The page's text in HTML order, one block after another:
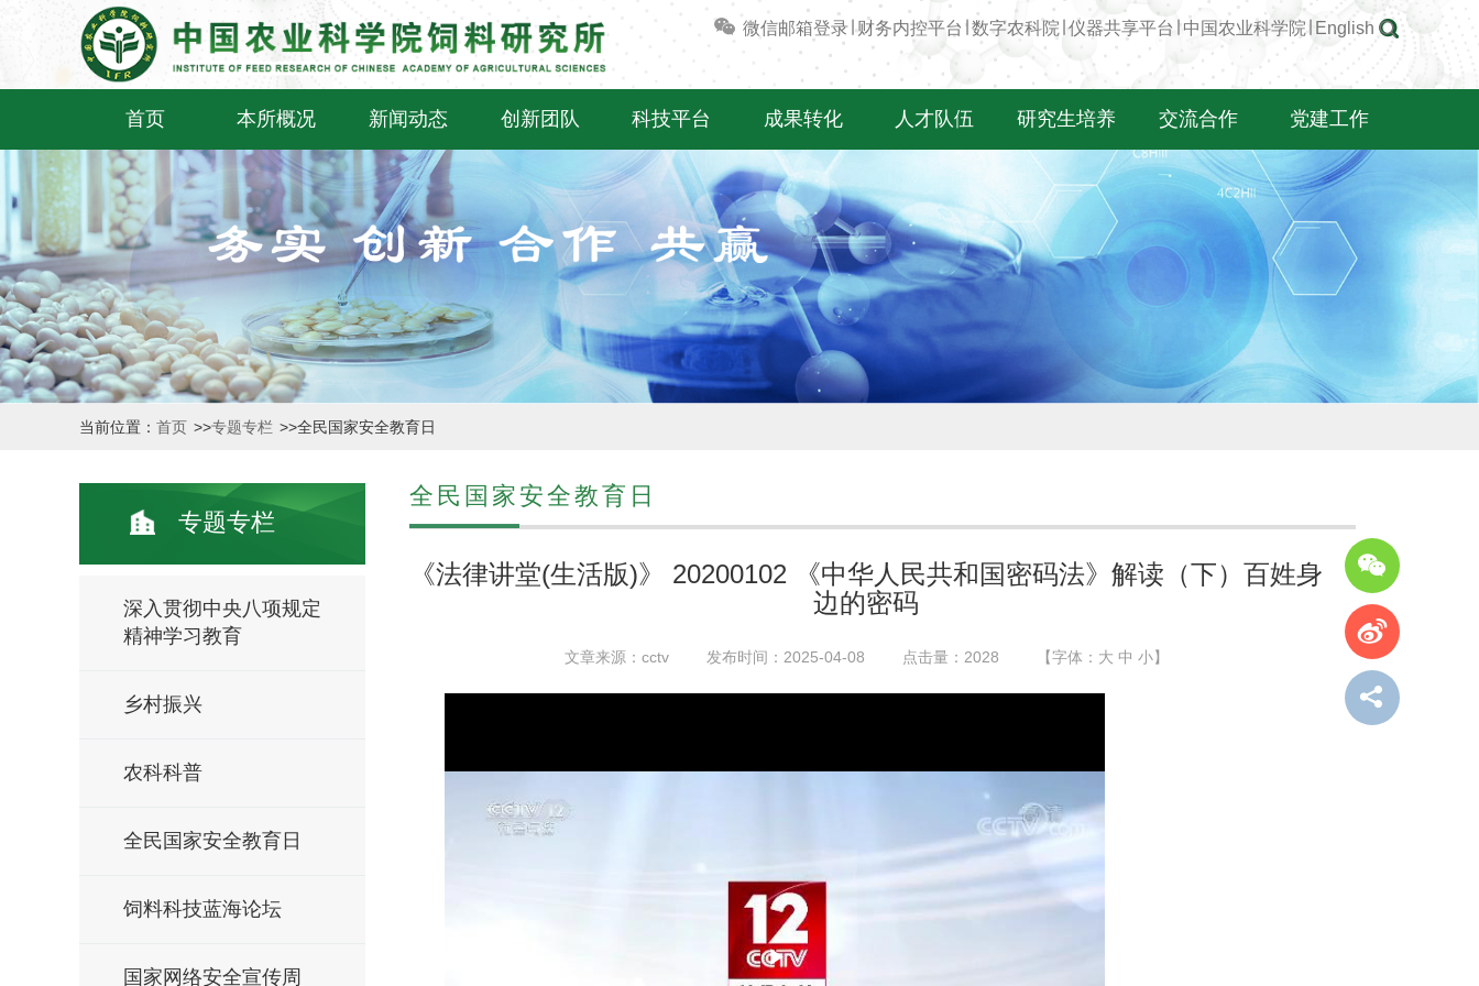
微信邮箱登录 ∣财务内控平台 ∣ 数字农科院 ∣仪器共享平台 ∣中国农业科学院 English
首页 本所概况 新闻动态 创新团队 科技平台 成果转化 人才队伍 研究生培养 交流合作 党建工作
当前位置： 首页 >>专题专栏 >>全民国家安全教育日
专题专栏
深入贯彻中央八项规定
精神学习教育
乡村振兴
农科科普
全民国家安全教育日
饲料科技蓝海论坛
国家网络安全宣传周
全民国家安全教育日
《法律讲堂(生活版)》 20200102 《中华人民共和国密码法》解读（下）百姓身
边的密码
文章来源：cctv 发布时间：2025-04-08 点击量： 2028 【字体： 大 中 小】